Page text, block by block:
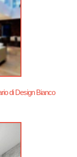
di Design Bianco